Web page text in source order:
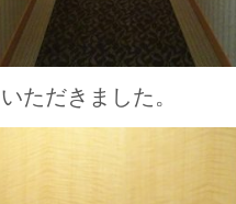
ただきました。